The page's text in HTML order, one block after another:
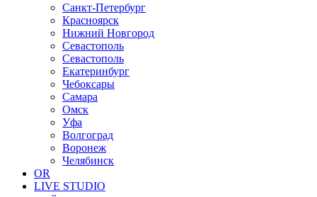
Санкт-Петербург
Красноярск
Нижний Новгород
Севастополь
Севастополь
Екатеринбург
Чебоксары
Самара
Омск
Уфа
Волгоград
Воронеж
Челябинск
OR
LIVE STUDIO